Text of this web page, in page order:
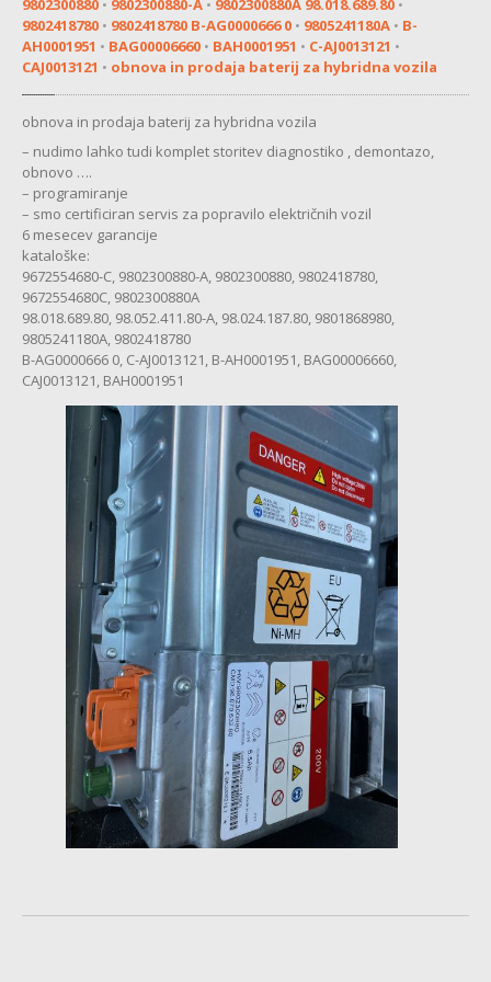
MENJALNIK
MULTIMEDIJA
KOMFORTNAELEKTRONIKA
ZAVORE
SERVO
CHEVROLET
MULTIMEDIJA
CITROEN
ABS
VOLAN
BATERIJA
ŠTEVEC
MULTIMEDIJA
MULTIMEDIJA
MULTIMEDIJA
9802300880 • 9802300880-A • 9802300880A 98.018.689.80 •
9802418780 • 9802418780 B-AG0000666 0 • 9805241180A • B-
AH0001951 • BAG00006660 • BAH0001951 • C-AJ0013121 •
CAJ0013121 • obnova in prodaja baterij za hybridna vozila
obnova in prodaja baterij za hybridna vozila
– nudimo lahko tudi komplet storitev diagnostiko , demontazo,
obnovo ….
– programiranje
– smo certificiran servis za popravilo električnih vozil
6 mesecev garancije
kataloške:
9672554680-C, 9802300880-A, 9802300880, 9802418780,
9672554680C, 9802300880A
98.018.689.80, 98.052.411.80-A, 98.024.187.80, 9801868980,
9805241180A, 9802418780
B-AG0000666 0, C-AJ0013121, B-AH0001951, BAG00006660,
CAJ0013121, BAH0001951